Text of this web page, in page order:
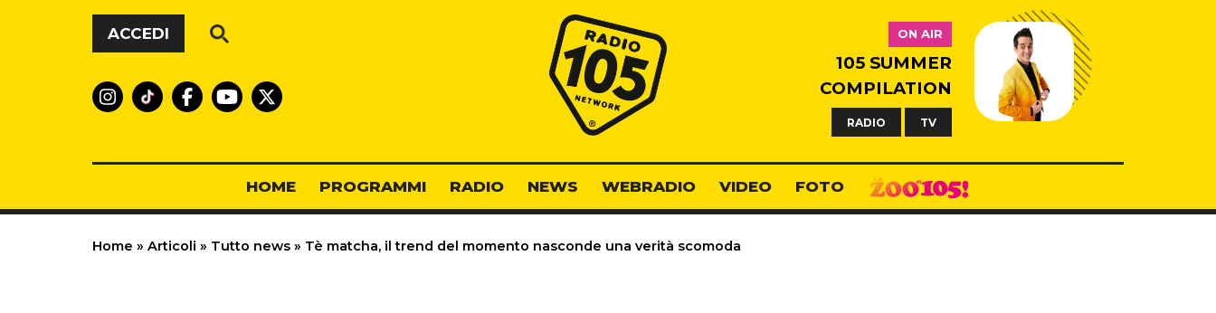
Vai al contenuto
ACCEDI
Radio 105
ON AIR
105 SUMMER
COMPILATION
RADIO TV
HOME PROGRAMMI RADIO NEWS WEBRADIO VIDEO FOTO
Home » Articoli » Tutto news » Tè matcha, il trend del momento nasconde una verità scomoda